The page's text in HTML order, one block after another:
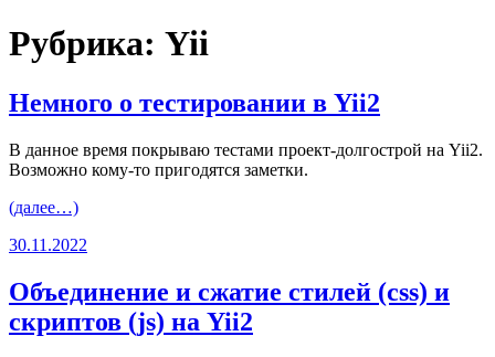
Рубрика: Yii
Немного о тестировании в Yii2
В данное время покрываю тестами проект-долгострой на Yii2.
Возможно кому-то пригодятся заметки.
(далее…)
30.11.2022
Объединение и сжатие стилей (css) и
скриптов (js) на Yii2